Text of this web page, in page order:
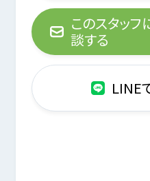
このスタッ
談する
LINE